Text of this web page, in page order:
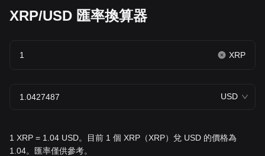
XRP/USD 匯率換算器
XRP
USD
1 XRP = 1.04 USD。目前 1 個 XRP（XRP）兌 USD 的價格為
1.04。匯率僅供參考。